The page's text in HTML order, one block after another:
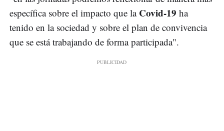
específica sobre el impacto que la Covid-19 ha
tenido en la sociedad y sobre el plan de convivencia
que se está trabajando de forma participada".